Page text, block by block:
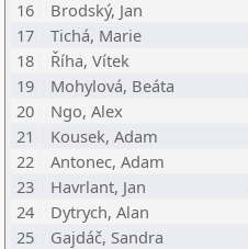
16
Brodský, Jan
17
Tichá, Marie
18
Říha, Vítek
19
Mohylová, Beáta
20
Ngo, Alex
21
Kousek, Adam
22
Antonec, Adam
23
Havrlant, Jan
24
Dytrych, Alan
25
Gajdáč, Sandra